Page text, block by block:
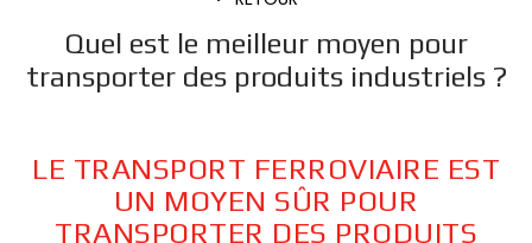
Quel est le meilleur moyen pour
transporter des produits industriels ?
LE TRANSPORT FERROVIAIRE EST
UN MOYEN SÛR POUR
TRANSPORTER DES PRODUITS